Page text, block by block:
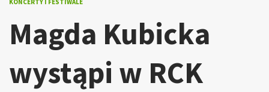
KONCERTY I FESTIWALE
Magda Kubicka
wystąpi w RCK